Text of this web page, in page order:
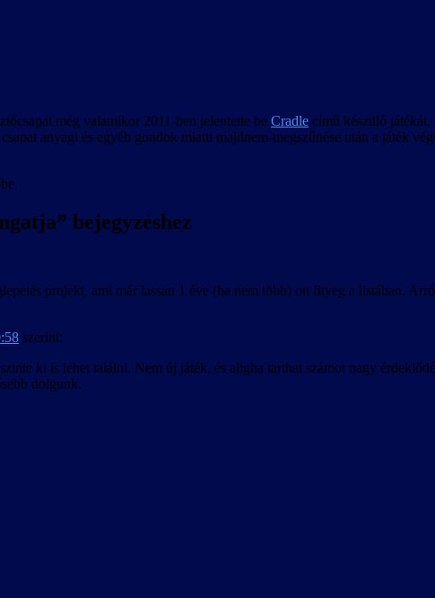
még valamikor 2011-ben jelentette be Cradle című készülő játékát,
anyagi és egyéb gondok miatti majdnem-megszűnése után a játék
” bejegyzéshez
projekt, ami már lassan 1 éve (ha nem több) ott fityeg a listában.
szerint:
ki is lehet találni. Nem új játék, és aligha tarthat számot nagy
dolgunk.